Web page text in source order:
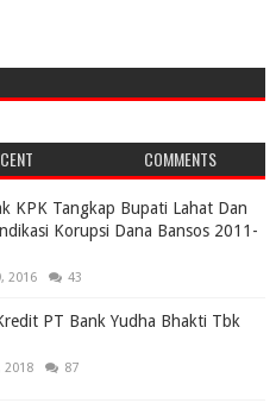
COMMENTS
KPK Tangkap Bupati Lahat Dan
Korupsi Dana Bansos 2011-
2016 43
PT Bank Yudha Bhakti Tbk
2018 87